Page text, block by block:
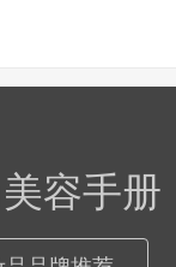
容手册